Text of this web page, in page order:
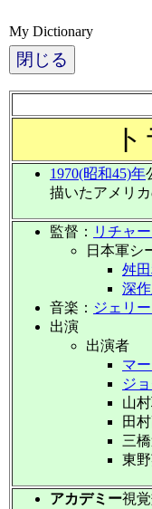
1970(昭和45)年
描いたアメリ
監督： リチャ
日本軍シ
舛
深
音楽： ジェリ
出演
出演者
マ
ジ
山
田
三
東
アカデミー視
My Dictionary
閉じる